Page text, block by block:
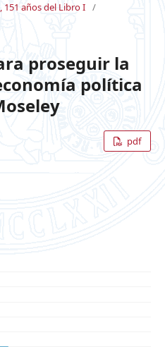
151 años del Libro I /
proseguir la
política
pdf